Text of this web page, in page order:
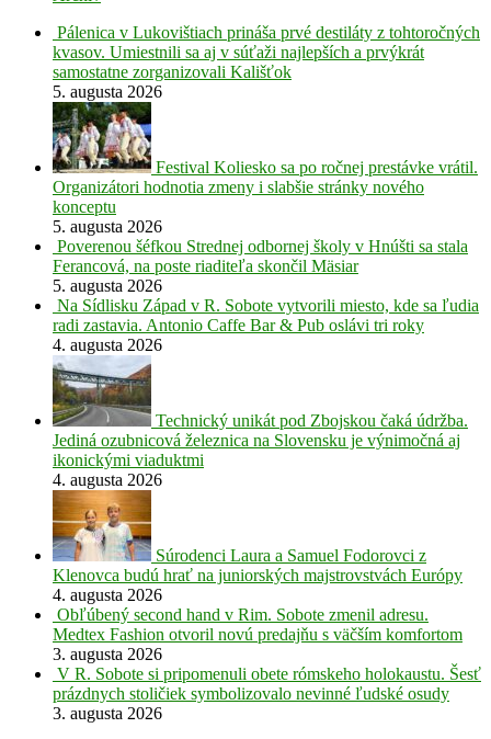
Pálenica v Lukovištiach prináša prvé destiláty z tohtoročných
kvasov. Umiestnili sa aj v súťaži najlepších a prvýkrát
samostatne zorganizovali Kališťok
5. augusta 2026
Festival Koliesko sa po ročnej prestávke vrátil.
Organizátori hodnotia zmeny i slabšie stránky nového
konceptu
5. augusta 2026
Poverenou šéfkou Strednej odbornej školy v Hnúšti sa stala
Ferancová, na poste riaditeľa skončil Mäsiar
5. augusta 2026
Na Sídlisku Západ v R. Sobote vytvorili miesto, kde sa ľudia
radi zastavia. Antonio Caffe Bar & Pub oslávi tri roky
4. augusta 2026
Technický unikát pod Zbojskou čaká údržba.
Jediná ozubnicová železnica na Slovensku je výnimočná aj
ikonickými viaduktmi
4. augusta 2026
Súrodenci Laura a Samuel Fodorovci z
Klenovca budú hrať na juniorských majstrovstvách Európy
4. augusta 2026
Obľúbený second hand v Rim. Sobote zmenil adresu.
Medtex Fashion otvoril novú predajňu s väčším komfortom
3. augusta 2026
V R. Sobote si pripomenuli obete rómskeho holokaustu. Šesť
prázdnych stoličiek symbolizovalo nevinné ľudské osudy
3. augusta 2026